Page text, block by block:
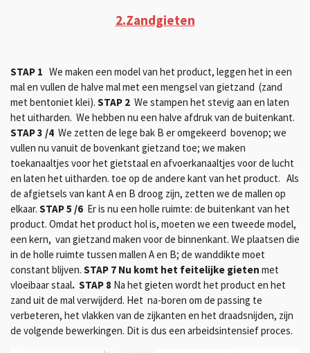
2.Zandgieten
STAP 1 We maken een model van het product, leggen het in een
mal en vullen de halve mal met een mengsel van gietzand (zand
met bentoniet klei). STAP 2 We stampen het stevig aan en laten
het uitharden. We hebben nu een halve afdruk van de buitenkant.
STAP 3 /4 We zetten de lege bak B er omgekeerd bovenop; we
vullen nu vanuit de bovenkant gietzand toe; we maken
toekanaaltjes voor het gietstaal en afvoerkanaaltjes voor de lucht
en laten het uitharden. toe op de andere kant van het product. Als
de afgietsels van kant A en B droog zijn, zetten we de mallen op
elkaar. STAP 5 /6 Er is nu een holle ruimte: de buitenkant van het
product. Omdat het product hol is, moeten we een tweede model,
een kern, van gietzand maken voor de binnenkant. We plaatsen die
in de holle ruimte tussen mallen A en B; de wanddikte moet
constant blijven. STAP 7 Nu komt het feitelijke gieten met
vloeibaar staal. STAP 8 Na het gieten wordt het product en het
zand uit de mal verwijderd. Het na-boren om de passing te
verbeteren, het vlakken van de zijkanten en het draadsnijden, zijn
de volgende bewerkingen. Dit is dus een arbeidsintensief proces.